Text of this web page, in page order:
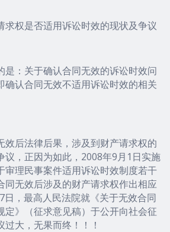
求权是否适用诉讼时效的现状及争议
是：关于确认合同无效的诉讼时效问
确认合同无效不适用诉讼时效的相关
效后法律后果，涉及到财产请求权的
议，正因为如此，2008年9月1日实施
审理民事案件适用诉讼时效制度若干
同无效后涉及的财产请求权作出相应
日，最高人民法院就《关于无效合同
定》（征求意见稿）于公开向社会征
大，无果而终！！！